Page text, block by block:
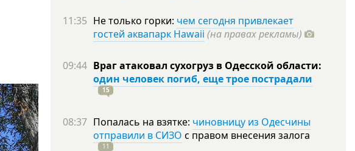
11:35 Не только горки: чем сегодня привлекает
гостей аквапарк Hawaii (на правах рекламы)
09:44 Враг атаковал сухогруз в Одесской области:
один человек погиб, еще трое пострадали
15
08:37 Попалась на взятке: чиновницу из Одесчины
отправили в СИЗО с правом внесения залога
11